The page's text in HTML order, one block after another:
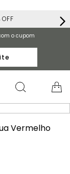
o cupom
Vermelho